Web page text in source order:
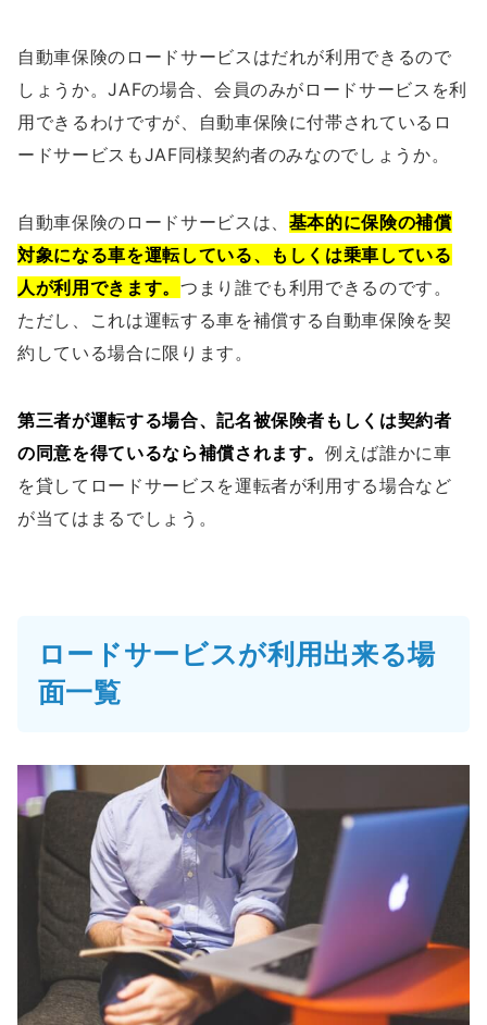
自動車保険のロードサービスはだれが利用できるので
しょうか。JAFの場合、会員のみがロードサービスを利
用できるわけですが、自動車保険に付帯されているロ
ードサービスもJAF同様契約者のみなのでしょうか。
自動車保険のロードサービスは、 基本的に保険の補償
対象になる車を運転している、もしくは乗車している
人が利用できます。 つまり誰でも利用できるのです。
ただし、これは運転する車を補償する自動車保険を契
約している場合に限ります。
第三者が運転する場合、記名被保険者もしくは契約者
の同意を得ているなら補償されます。例えば誰かに車
を貸してロードサービスを運転者が利用する場合など
が当てはまるでしょう。
ロードサービスが利用出来る場
面一覧